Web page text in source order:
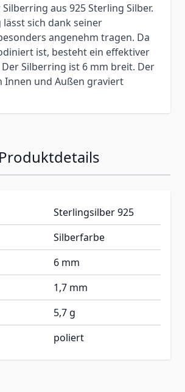
aus 925 Sterling Silber.
sich dank seiner
angenehm tragen. Da
ist, besteht ein effektiver
Silberring ist 6 mm breit. Der
Innen und Außen graviert
Produktdetails
Sterlingsilber 925
Silberfarbe
6 mm
1,7 mm
5,7 g
poliert